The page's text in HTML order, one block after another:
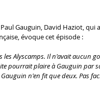
Gauguin, David Haziot,
évoque cet épisode :
Alyscamps. Il n'avait aucun
pourrait plaire à Gauguin par
n'en fit que deux. Pas